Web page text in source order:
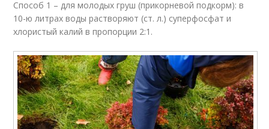
Способ 1 – для молодых груш (прикорневой подкорм): в
10-ю литрах воды растворяют (ст. л.) суперфосфат и
хлористый калий в пропорции 2:1.